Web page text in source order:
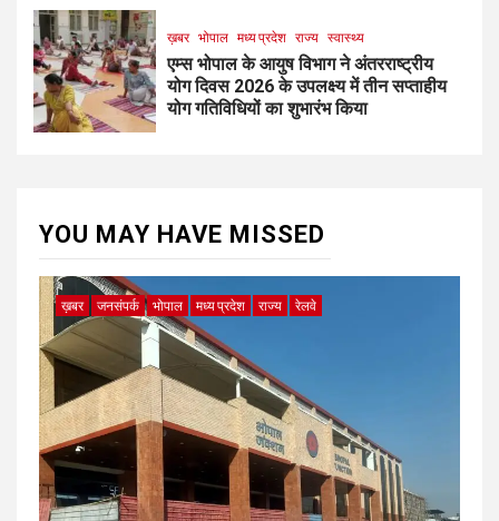
ख़बर भोपाल मध्य प्रदेश राज्य स्वास्थ्य
एम्स भोपाल के आयुष विभाग ने अंतरराष्ट्रीय
योग दिवस 2026 के उपलक्ष्य में तीन सप्ताहीय
योग गतिविधियों का शुभारंभ किया
YOU MAY HAVE MISSED
ख़बर जनसंपर्क भोपाल मध्य प्रदेश राज्य रेलवे